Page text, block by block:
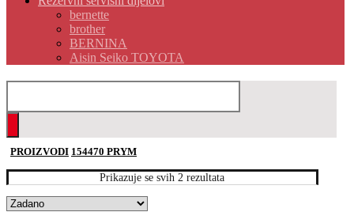
bernette
brother
BERNINA
Aisin Seiko TOYOTA
PROIZVODI 154470 PRYM
Prikazuje se svih 2 rezultata